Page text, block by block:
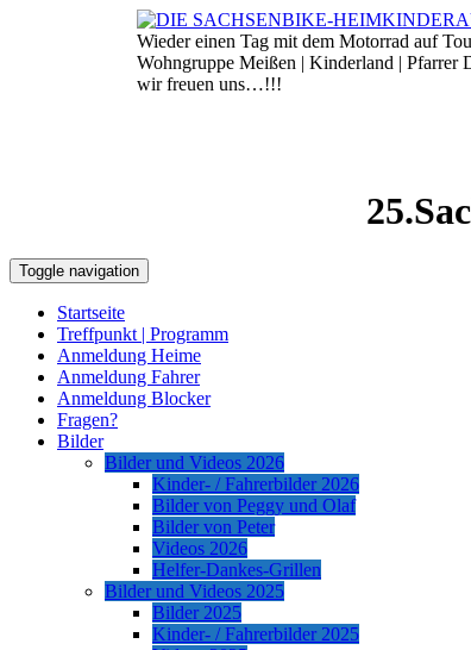
Wieder einen Tag mit dem Motorrad auf
Wohngruppe Meißen | Kinderland | Pfarrer
wir freuen uns…!!!
Toggle navigation
Startseite
Treffpunkt | Programm
Anmeldung Heime
Anmeldung Fahrer
Anmeldung Blocker
Fragen?
Bilder
Bilder und Videos 2026
Kinder- / Fahrerbilder 2026
Bilder von Peggy und Olaf
Bilder von Peter
Videos 2026
Helfer-Dankes-Grillen
Bilder und Videos 2025
Bilder 2025
Kinder- / Fahrerbilder 2025